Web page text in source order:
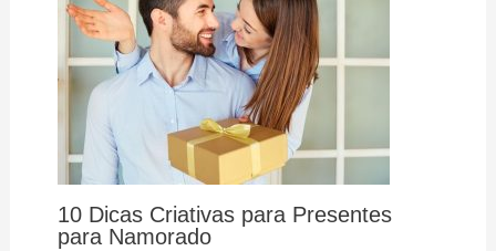
10 Dicas Criativas para Presentes
para Namorado